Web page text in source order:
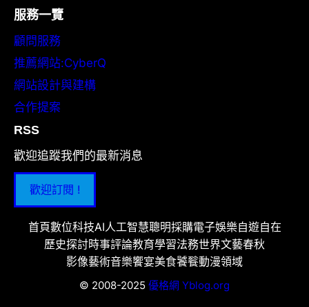
服務一覽
顧問服務
推薦網站:CyberQ
網站設計與建構
合作提案
RSS
歡迎追蹤我們的最新消息
歡迎訂閱 !
首頁數位科技AI人工智慧聰明採購電子娛樂自遊自在
歷史探討時事評論教育學習法務世界文藝春秋
影像藝術音樂饗宴美食饕餮動漫領域
© 2008-2025 優格網 Yblog.org